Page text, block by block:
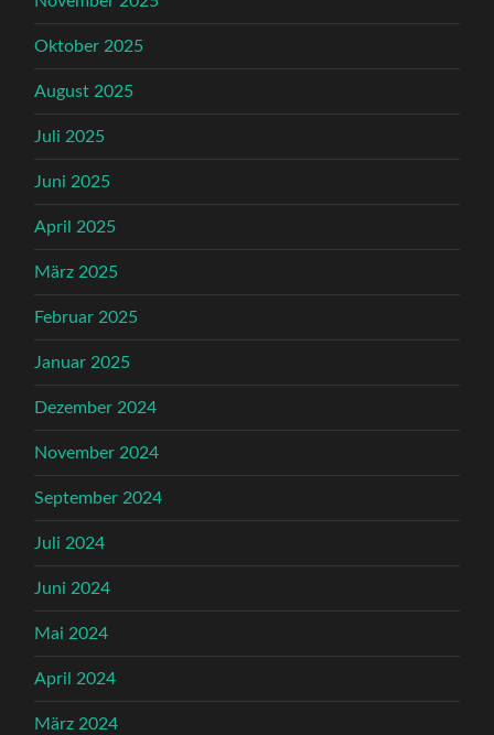
Oktober 2025
August 2025
Juli 2025
Juni 2025
April 2025
März 2025
Februar 2025
Januar 2025
Dezember 2024
November 2024
September 2024
Juli 2024
Juni 2024
Mai 2024
April 2024
März 2024